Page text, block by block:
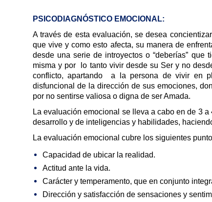
PSICODIAGNÓSTICO EMOCIONAL:
A través de esta evaluación, se desea
que vive y como esto afecta, su manera de
desde una serie de introyectos o “deberías”
misma y por lo tanto vivir desde su Ser y no
conflicto, apartando a la persona de vivir en
disfuncional de la dirección de sus emociones,
por no sentirse valiosa o digna de ser Amada.
La evaluación emocional se lleva a cabo en de 3
desarrollo y de inteligencias y habilidades,
La evaluación emocional cubre los siguientes
Capacidad de ubicar la realidad.
Actitud ante la vida.
Carácter y temperamento, que en conjunto
Dirección y satisfacción de sensaciones y